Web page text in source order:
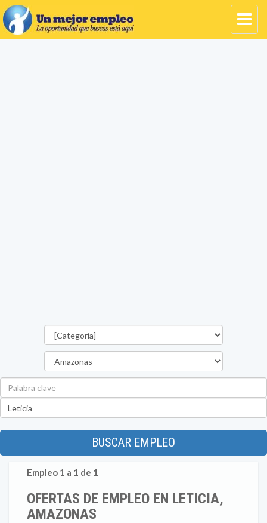
BUSCAR EMPLEO
Empleo 1 a 1 de 1
OFERTAS DE EMPLEO EN LETICIA,
AMAZONAS